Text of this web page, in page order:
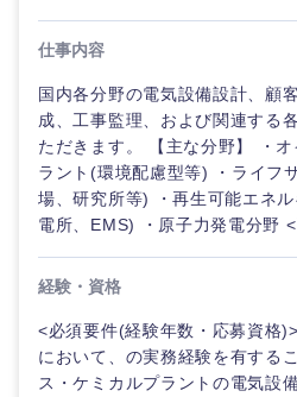
仕事内容
国内各分野の電気設備設計、顧
成、工事監理、および関連する
ただきます。 【主な分野】 ・
ラント(環境配慮型等) ・ライフ
場、研究所等) ・再生可能エネ
電所、EMS) ・原子力発電分野 <
経験・資格
<必須要件(経験年数・応募資格
において、の実務経験を有する
ス・ケミカルプラントの電気設